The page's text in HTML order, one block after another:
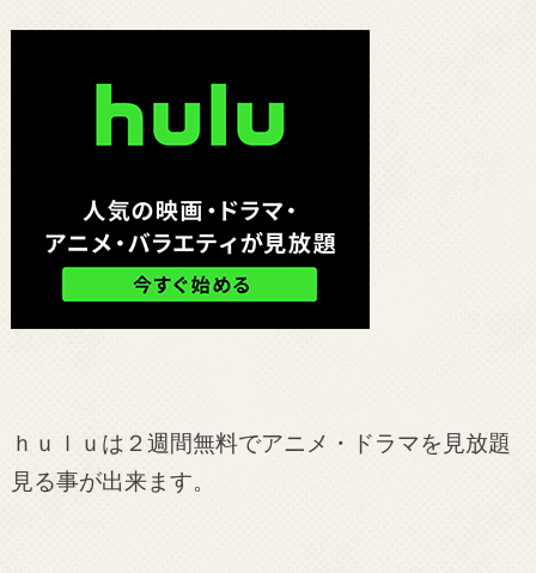
ｈｕｌｕは２週間無料でアニメ・ドラマを見放題
見る事が出来ます。